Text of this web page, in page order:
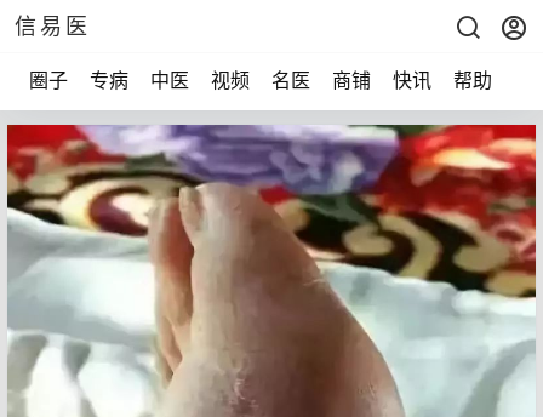
信易医
圈子 专病 中医 视频 名医 商铺 快讯 帮助